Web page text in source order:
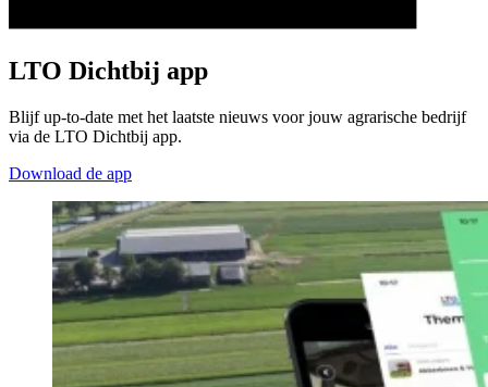
LTO Dichtbij app
Blijf up-to-date met het laatste nieuws voor jouw agrarische bedrijf
via de LTO Dichtbij app.
Download de app